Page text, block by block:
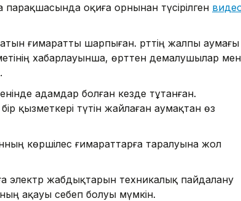
оқиға орнынан түсірілген
ғимаратты шарпыған. Өрттің жалпы аумағы
хабарлауынша, өрттен демалушылар мен
адамдар болған кезде тұтанған.
қызметкері түтін жайлаған аумақтан өз
көршілес ғимараттарға таралуына жол
жабдықтарын техникалық пайдалану
ақауы себеп болуы мүмкін.